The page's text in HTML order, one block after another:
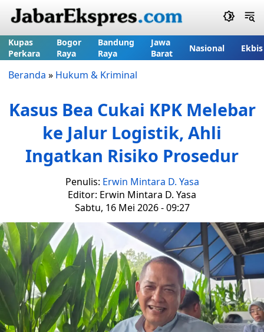
Kupas
Perkara
Bogor
Raya
Bandung
Raya
Jawa
Barat
Nasional Ekbis
Beranda » Hukum & Kriminal
Kasus Bea Cukai KPK Melebar
ke Jalur Logistik, Ahli
Ingatkan Risiko Prosedur
Penulis: Erwin Mintara D. Yasa
Editor: Erwin Mintara D. Yasa
Sabtu, 16 Mei 2026 - 09:27